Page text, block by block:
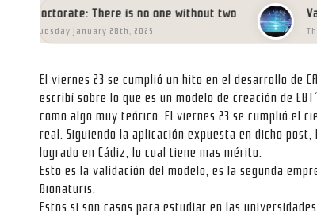
Doctorate: There is no one without two
Tuesday January 28th, 2025
El viernes 23 se cumplió un hito en el desarrollo de
escribí sobre lo que es un modelo de creación de
como algo muy teórico. El viernes 23 se cumplió el
real. Siguiendo la aplicación expuesta en dicho post,
logrado en Cádiz, lo cual tiene mas mérito.
Esto es la validación del modelo, es la segunda
Bionaturis.
Estos si son casos para estudiar en las